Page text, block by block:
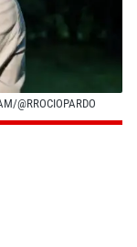
@RROCIOPARDO